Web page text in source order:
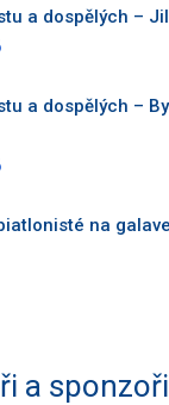
a dospělých –
a dospělých –
na
a sponzoři